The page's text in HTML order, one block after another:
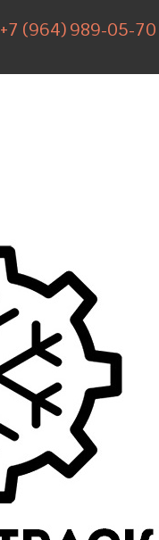
+7 (964) 989-05-70